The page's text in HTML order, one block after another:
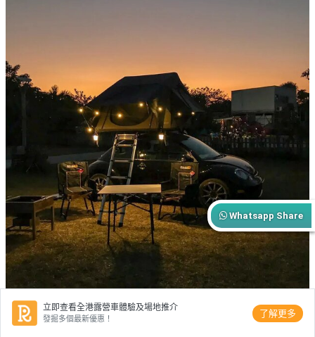
Whatsapp Share
立即查看全港露營車體驗及場地推介
發掘多個最新優惠！
了解更多